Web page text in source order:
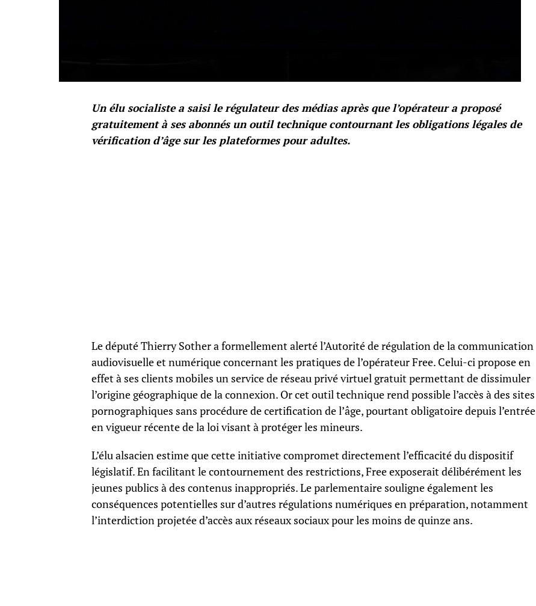
Un élu socialiste a saisi le régulateur des médias après que l’opérateur a proposé
gratuitement à ses abonnés un outil technique contournant les obligations légales de
vérification d’âge sur les plateformes pour adultes.
Le député Thierry Sother a formellement alerté l’Autorité de régulation de la communication
audiovisuelle et numérique concernant les pratiques de l’opérateur Free. Celui-ci propose en
effet à ses clients mobiles un service de réseau privé virtuel gratuit permettant de dissimuler
l’origine géographique de la connexion. Or cet outil technique rend possible l’accès à des sites
pornographiques sans procédure de certification de l’âge, pourtant obligatoire depuis l’entrée
en vigueur récente de la loi visant à protéger les mineurs.
L’élu alsacien estime que cette initiative compromet directement l’efficacité du dispositif
législatif. En facilitant le contournement des restrictions, Free exposerait délibérément les
jeunes publics à des contenus inappropriés. Le parlementaire souligne également les
conséquences potentielles sur d’autres régulations numériques en préparation, notamment
l’interdiction projetée d’accès aux réseaux sociaux pour les moins de quinze ans.